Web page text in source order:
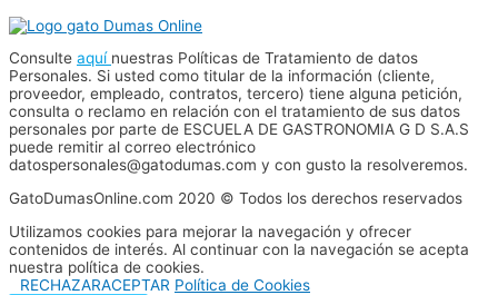
Consulte aquí nuestras Políticas de Tratamiento de datos
Personales. Si usted como titular de la información (cliente,
proveedor, empleado, contratos, tercero) tiene alguna petición,
consulta o reclamo en relación con el tratamiento de sus datos
personales por parte de ESCUELA DE GASTRONOMIA G D S.A.S
puede remitir al correo electrónico
datospersonales@gatodumas.com y con gusto la resolveremos.
GatoDumasOnline.com 2020 © Todos los derechos reservados
Utilizamos cookies para mejorar la navegación y ofrecer
contenidos de interés. Al continuar con la navegación se acepta
nuestra política de cookies.
RECHAZARACEPTAR Política de Cookies